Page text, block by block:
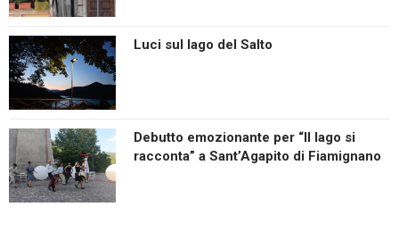
Luci sul lago del Salto
Debutto emozionante per “Il lago si
racconta” a Sant’Agapito di Fiamignano